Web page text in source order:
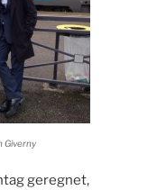
Giverny
geregnet,